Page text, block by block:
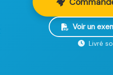
Voir un
Livré